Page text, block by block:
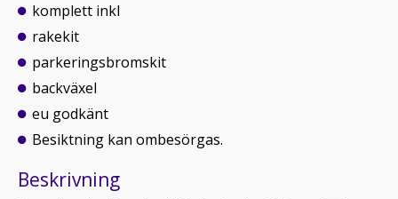
komplett inkl
rakekit
parkeringsbromskit
backväxel
eu godkänt
Besiktning kan ombesörgas.
Beskrivning